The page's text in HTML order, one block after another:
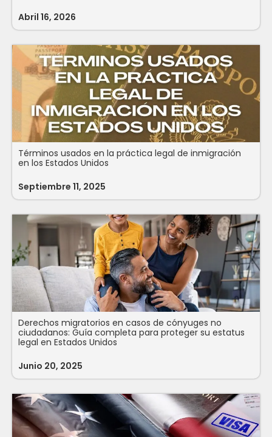
Abril 16, 2026
Términos usados en la práctica legal de inmigración
en los Estados Unidos
Septiembre 11, 2025
Derechos migratorios en casos de cónyuges no
ciudadanos: Guía completa para proteger su estatus
legal en Estados Unidos
Junio 20, 2025